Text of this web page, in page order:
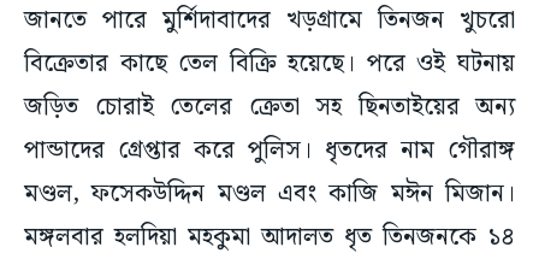
জানতে পারে মুর্শিদাবাদের খড়গ্রামে তিনজন খুচরো
বিক্রেতার কাছে তেল বিক্রি হয়েছে। পরে ওই ঘটনায়
জড়িত চোরাই তেলের ক্রেতা সহ ছিনতাইয়ের অন্য
পান্ডাদের গ্রেপ্তার করে পুলিস। ধৃতদের নাম গৌরাঙ্গ
মণ্ডল, ফসেকউদ্দিন মণ্ডল এবং কাজি মঈন মিজান।
মঙ্গলবার হলদিয়া মহকুমা আদালত ধৃত তিনজনকে ১৪